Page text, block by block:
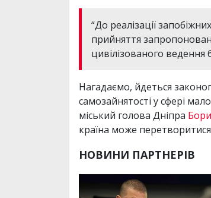
“До реалізації
прийняття
цивілізованого ведення
Нагадаємо, йдеться
самозайнятості у сфері
міський голова Дніпра
країна може